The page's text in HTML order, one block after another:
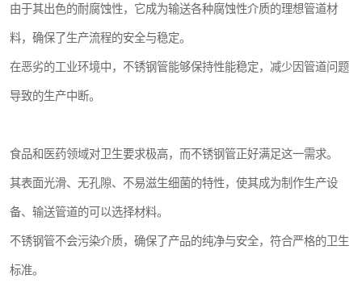
由于其出色的耐腐蚀性，它成为输送各种腐蚀性介质的理想管道材
料，确保了生产流程的安全与稳定。
在恶劣的工业环境中，不锈钢管能够保持性能稳定，减少因管道问题
导致的生产中断。
食品和医药领域对卫生要求极高，而不锈钢管正好满足这一需求。
其表面光滑、无孔隙、不易滋生细菌的特性，使其成为制作生产设
备、输送管道的可以选择材料。
不锈钢管不会污染介质，确保了产品的纯净与安全，符合严格的卫生
标准。